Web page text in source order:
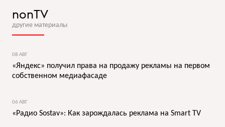
nonTV
другие материалы
08 АВГ
«Яндекс» получил права на продажу рекламы на первом
собственном медиафасаде
06 АВГ
«Радио Sostav»: Как зарождалась реклама на Smart TV